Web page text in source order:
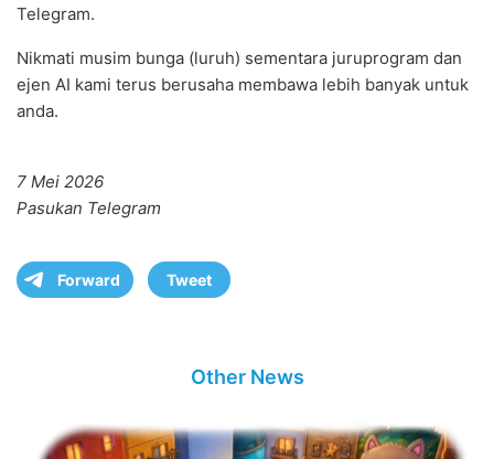
Telegram.
Nikmati musim bunga (luruh) sementara juruprogram dan
ejen AI kami terus berusaha membawa lebih banyak untuk
anda.
7 Mei 2026
Pasukan Telegram
Forward Tweet
Other News